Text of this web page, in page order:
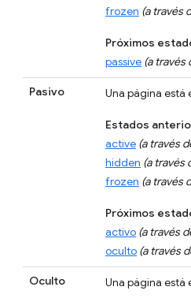
frozen (a través
Próximos
passive (a través
Pasivo Una página está
Estados
active (a través
hidden (a través
frozen (a través
Próximos
activo (a través
oculto (a través
Oculto Una página está